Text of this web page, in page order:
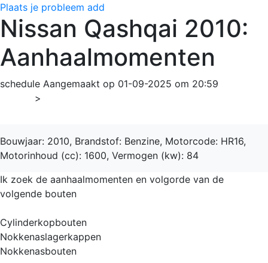
Plaats je probleem add
Nissan Qashqai 2010:
Aanhaalmomenten
schedule Aangemaakt op 01-09-2025 om 20:59
>
Bouwjaar: 2010, Brandstof: Benzine, Motorcode: HR16,
Motorinhoud (cc): 1600, Vermogen (kw): 84
Ik zoek de aanhaalmomenten en volgorde van de
volgende bouten
Cylinderkopbouten
Nokkenaslagerkappen
Nokkenasbouten